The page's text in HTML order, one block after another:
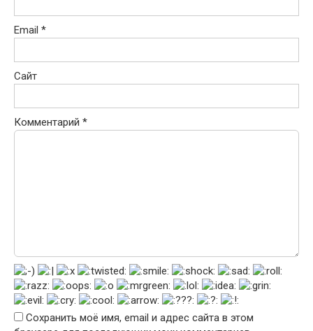
Email *
Сайт
Комментарий *
Сохранить моё имя, email и адрес сайта в этом